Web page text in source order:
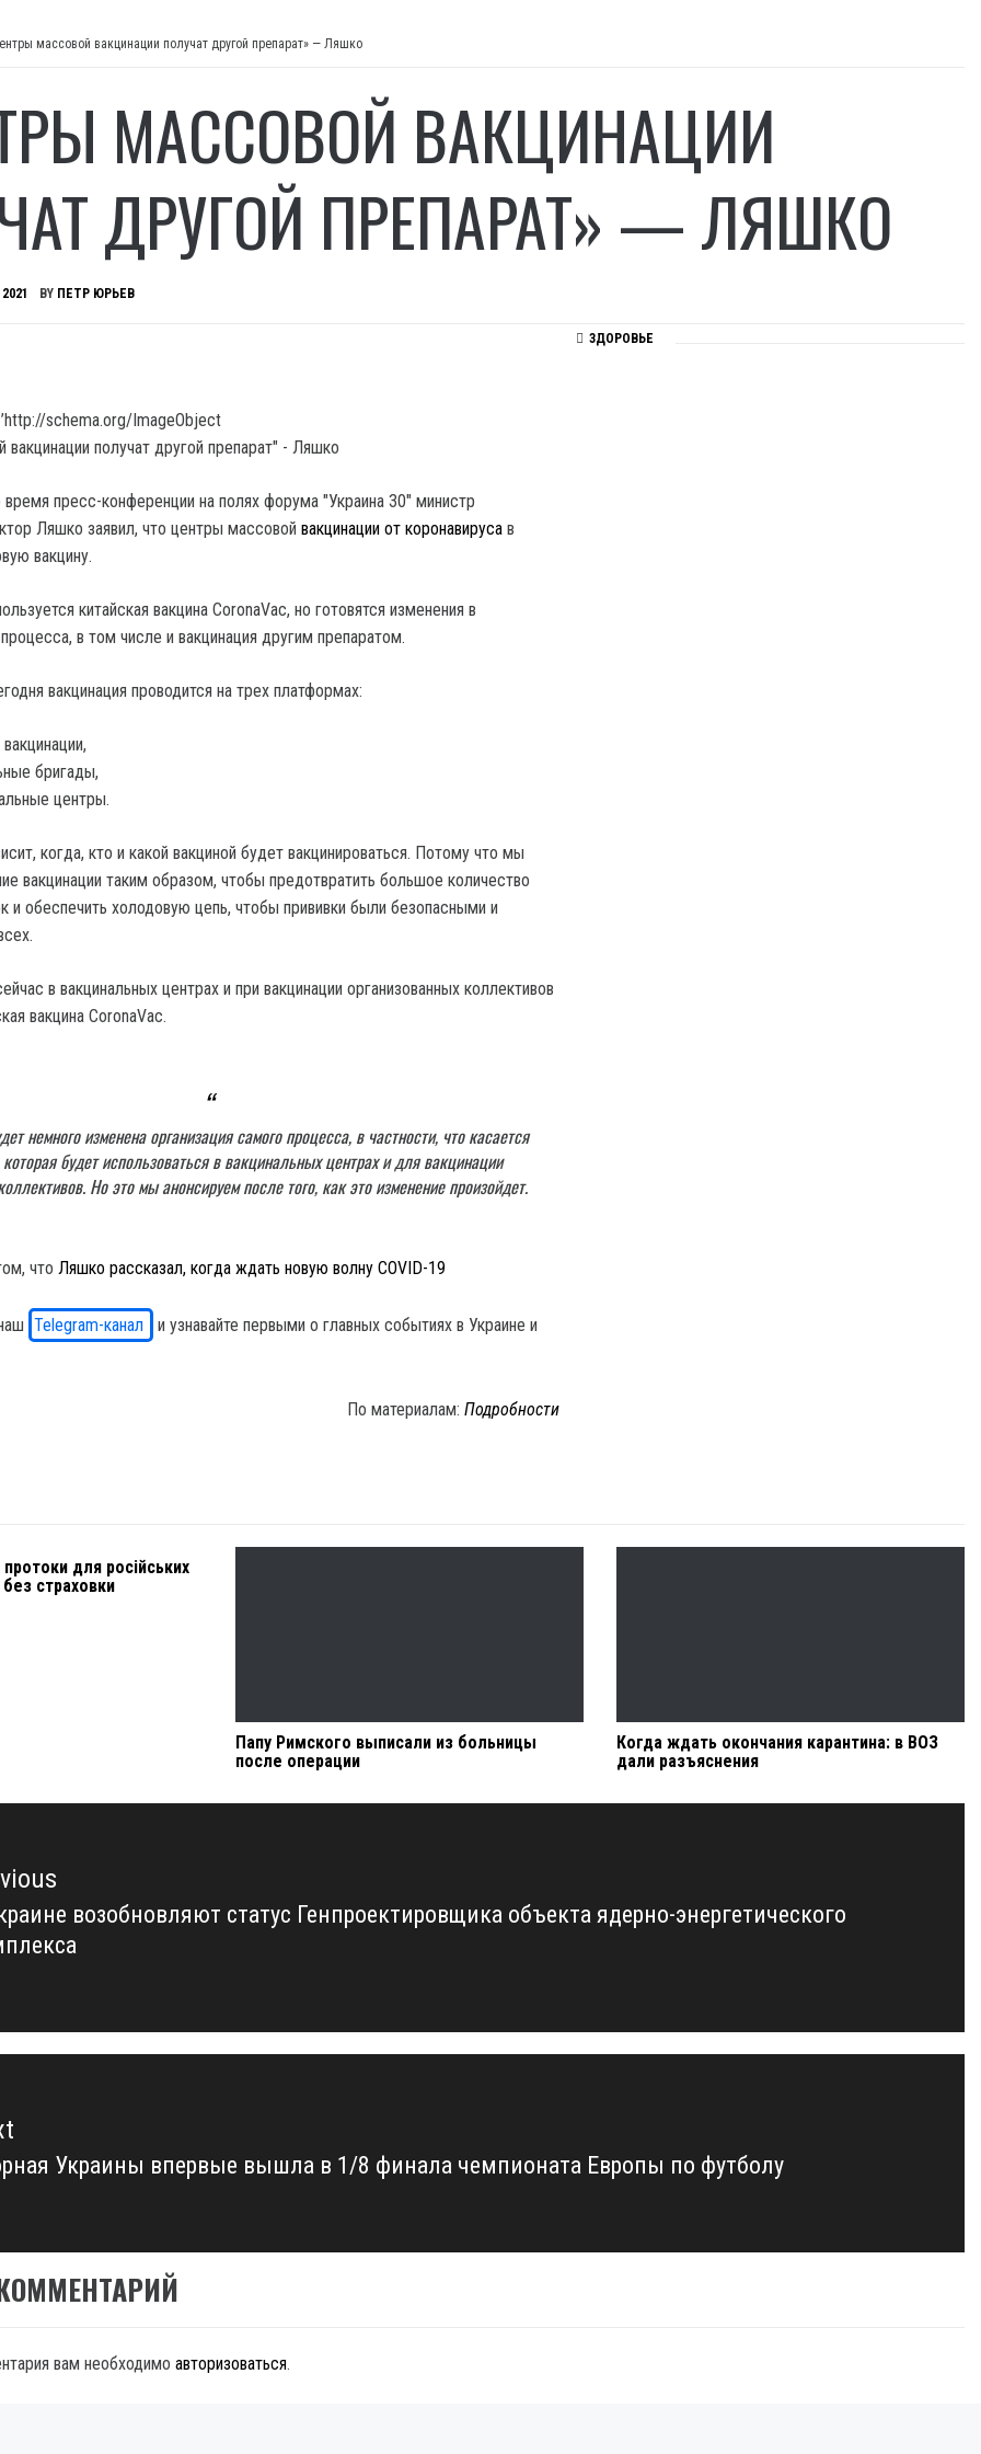
массовой вакцинации получат другой препарат» — Ляшко
МАССОВОЙ ВАКЦИНАЦИИ
ДРУГОЙ ПРЕПАРАТ» — ЛЯШКО
BY ПЕТР ЮРЬЕВ
schema.org/ImageObject
пресс-конференции на полях форума "Украина 30" министр
Ляшко заявил, что центры массовой вакцинации от коронавируса в
вакцину.
китайская вакцина CoronaVac, но готовятся изменения в
в том числе и вакцинация другим препаратом.
вакцинация проводится на трех платформах:
бригады,
центры.
когда, кто и какой вакциной будет вакцинироваться. Потому что мы
вакцинации таким образом, чтобы предотвратить большое количество
и обеспечить холодовую цепь, чтобы прививки были безопасными и
в вакцинальных центрах и при вакцинации организованных коллективов
вакцина CoronaVac.
немного изменена организация самого процесса, в частности, что касается
будет использоваться в вакцинальных центрах и для вакцинации
Но это мы анонсируем после того, как это изменение произойдет.
что Ляшко рассказал, когда ждать новую волну COVID-19
Telegram-канал
и узнавайте первыми о главных событиях в Украине и
По материалам:Подробности
ЗДОРОВЬЕ
для російських
страховки
Папу Римского выписали из больницы
после операции
Когда ждать окончания карантина: в ВОЗ
дали разъяснения
возобновляют статус Генпроектировщика объекта ядерно-энергетического
Украины впервые вышла в 1/8 финала чемпионата Европы по футболу
вам необходимо авторизоваться.